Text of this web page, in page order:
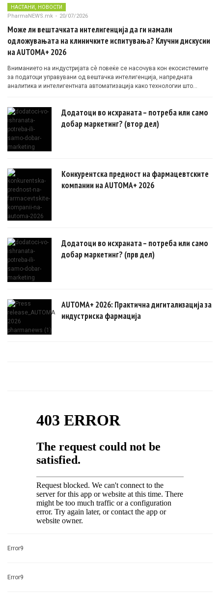
НАСТАНИ, НОВОСТИ
PharmaNEWS.mk - 20/07/2026
Може ли вештачката интелигенција да ги намали
одложувањата на клиничките испитувања? Клучни дискусии
на AUTOMA+ 2026
Вниманието на индустријата сè повеќе се насочува кон екосистемите
за податоци управувани од вештачка интелигенција, напредната
аналитика и интелигентната автоматизација како технологии што
Додатоци во исхраната – потреба или само
добар маркетинг? (втор дел)
Конкурентска предност на фармацевтските
компании на AUTOMA+ 2026
Додатоци во исхраната – потреба или само
добар маркетинг? (прв дел)
AUTOMA+ 2026: Практична дигитализација за
индустриска фармација
Error9
Error9